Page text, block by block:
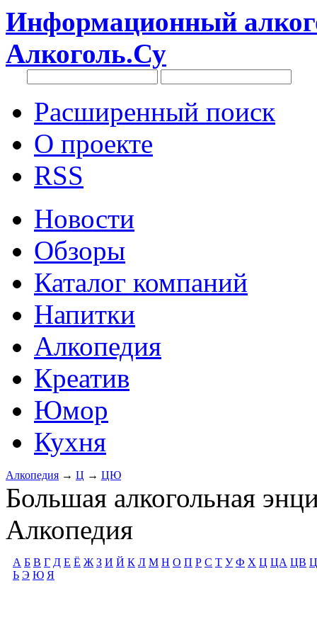
Информационный
Алкоголь.Су
Расширенный поиск
О проекте
RSS
Новости
Обзоры
Каталог компаний
Напитки
Алкопедия
Креатив
Юмор
Кухня
Алкопедия → Ц → ЦЮ
Большая алкогольная
Алкопедия
А Б В Г Д Е Ё Ж З И Й К Л М Н О П Р С Т У Ф Х Ц ЦА ЦВ
Ь Э Ю Я